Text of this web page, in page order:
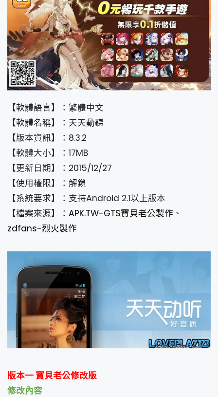
【軟體語言】：繁體中文
【軟體名稱】：天天動聽
【版本資訊】：8.3.2
【軟體大小】：17MB
【更新日期】：2015/12/27
【使用權限】：解鎖
【系統要求】：支持Android 2.1以上版本
【檔案來源】： APK.TW-GTS寶貝老公製作 、
zdfans-烈火製作
版本一 寶貝老公修改版
修改內容